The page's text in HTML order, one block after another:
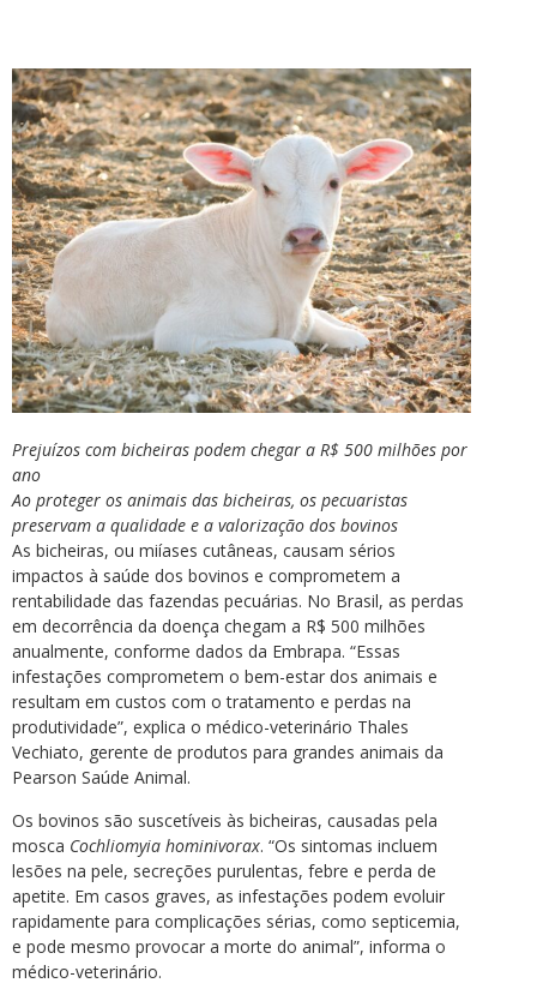
Prejuízos com bicheiras podem chegar a R$ 500 milhões por
ano
Ao proteger os animais das bicheiras, os pecuaristas
preservam a qualidade e a valorização dos bovinos
As bicheiras, ou miíases cutâneas, causam sérios
impactos à saúde dos bovinos e comprometem a
rentabilidade das fazendas pecuárias. No Brasil, as perdas
em decorrência da doença chegam a R$ 500 milhões
anualmente, conforme dados da Embrapa. “Essas
infestações comprometem o bem-estar dos animais e
resultam em custos com o tratamento e perdas na
produtividade”, explica o médico-veterinário Thales
Vechiato, gerente de produtos para grandes animais da
Pearson Saúde Animal.
Os bovinos são suscetíveis às bicheiras, causadas pela
mosca Cochliomyia hominivorax. “Os sintomas incluem
lesões na pele, secreções purulentas, febre e perda de
apetite. Em casos graves, as infestações podem evoluir
rapidamente para complicações sérias, como septicemia,
e pode mesmo provocar a morte do animal”, informa o
médico-veterinário.